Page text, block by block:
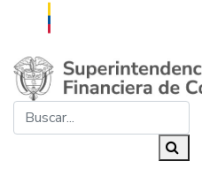
Saltar al contenido principal